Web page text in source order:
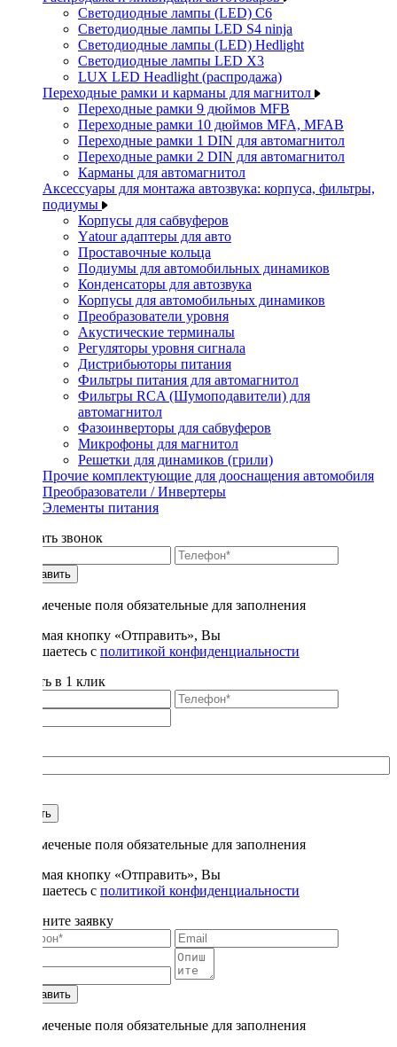
Светодиодные лампы (LED) C6
Светодиодные лампы LED S4 ninja
Светодиодные лампы (LED) Hedlight
Светодиодные лампы LED X3
LUX LED Headlight (распродажа)
Переходные рамки и карманы для магнитол
Переходные рамки 9 дюймов MFB
Переходные рамки 10 дюймов MFA, MFAB
Переходные рамки 1 DIN для автомагнитол
Переходные рамки 2 DIN для автомагнитол
Карманы для автомагнитол
Аксессуары для монтажа автозвука: корпуса, фильтры,
подиумы
Корпусы для сабвуферов
Yаtour адаптеры для авто
Проставочные кольца
Подиумы для автомобильных динамиков
Конденсаторы для автозвука
Корпусы для автомобильных динамиков
Преобразователи уровня
Акустические терминалы
Регуляторы уровня сигнала
Дистрибьюторы питания
Фильтры питания для автомагнитол
Фильтры RCA (Шумоподавители) для
автомагнитол
Фазоинверторы для сабвуферов
Микрофоны для магнитол
Решетки для динамиков (грили)
Прочие комплектующие для дооснащения автомобиля
Преобразователи / Инвертеры
Элементы питания
Заказать звонок
Отправить
* - отмеченые поля обязательные для заполнения
Нажимая кнопку «Отправить», Вы
соглашаетесь с политикой конфиденциальности
Купить в 1 клик
Купить
* - отмеченые поля обязательные для заполнения
Нажимая кнопку «Отправить», Вы
соглашаетесь с политикой конфиденциальности
Заполните заявку
Отправить
* - отмеченые поля обязательные для заполнения